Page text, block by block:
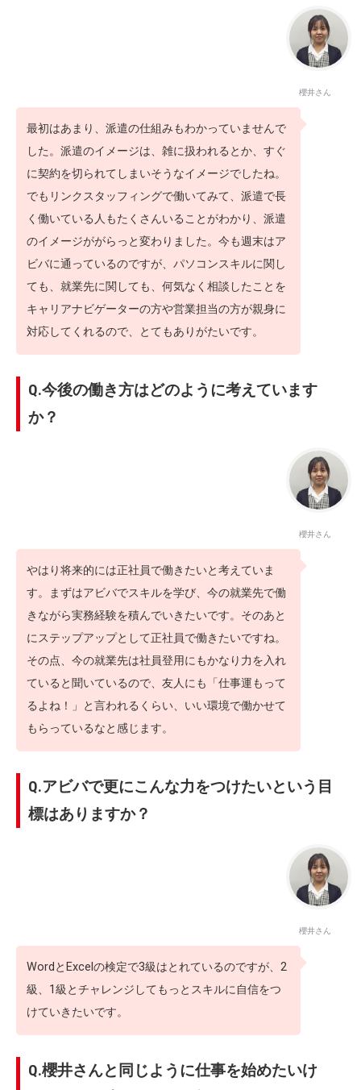
櫻井さん
最初はあまり、派遣の仕組みもわかっていませんで
した。派遣のイメージは、雑に扱われるとか、すぐ
に契約を切られてしまいそうなイメージでしたね。
でもリンクスタッフィングで働いてみて、派遣で長
く働いている人もたくさんいることがわかり、派遣
のイメージががらっと変わりました。今も週末はア
ビバに通っているのですが、パソコンスキルに関し
ても、就業先に関しても、何気なく相談したことを
キャリアナビゲーターの方や営業担当の方が親身に
対応してくれるので、とてもありがたいです。
Q.今後の働き方はどのように考えています
か？
櫻井さん
やはり将来的には正社員で働きたいと考えていま
す。まずはアビバでスキルを学び、今の就業先で働
きながら実務経験を積んでいきたいです。そのあと
にステップアップとして正社員で働きたいですね。
その点、今の就業先は社員登用にもかなり力を入れ
ていると聞いているので、友人にも「仕事運もって
るよね！」と言われるくらい、いい環境で働かせて
もらっているなと感じます。
Q.アビバで更にこんな力をつけたいという目
標はありますか？
櫻井さん
WordとExcelの検定で3級はとれているのですが、2
級、1級とチャレンジしてもっとスキルに自信をつ
けていきたいです。
Q.櫻井さんと同じように仕事を始めたいけ